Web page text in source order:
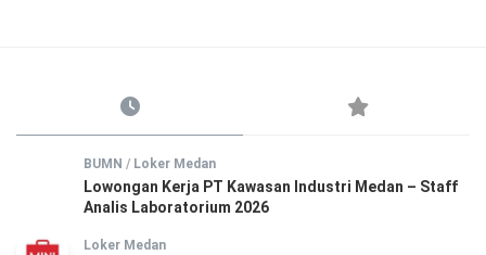
BUMN / Loker Medan
Lowongan Kerja PT Kawasan Industri Medan – Staff
Analis Laboratorium 2026
Loker Medan